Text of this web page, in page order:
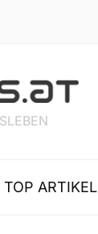
TOP ARTIKEL